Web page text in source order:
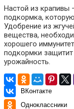
Настой из крапивы
подкормка,
Удобрение из
вещества,
хорошего
подкормки
урожайность.
ВКонтакте
Одноклассники